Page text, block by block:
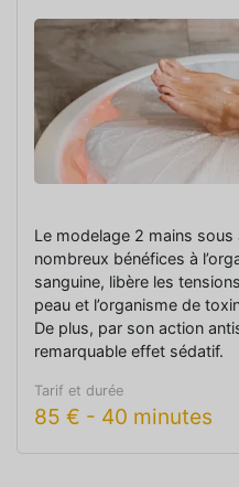
Le modelage 2 mains
nombreux bénéfices à
sanguine, libère les
peau et l’organisme de
De plus, par son action
remarquable effet sédatif.
Tarif et durée
85 € - 40 minutes